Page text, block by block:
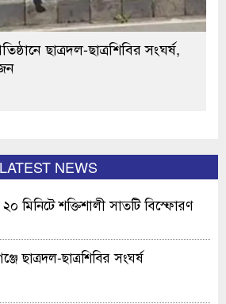
ছাত্রদল-ছাত্রশিবির সংঘর্ষ,
LATEST NEWS
মিনিটে শক্তিশালী সাতটি বিস্ফোরণ
ছাত্রদল-ছাত্রশিবির সংঘর্ষ